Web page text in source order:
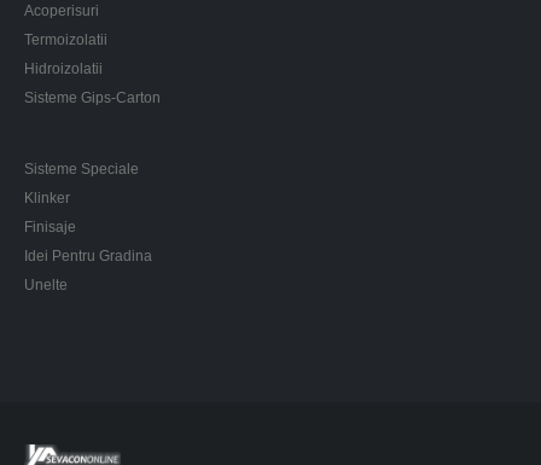
Acoperisuri
Termoizolatii
Hidroizolatii
Sisteme Gips-Carton
Sisteme Speciale
Klinker
Finisaje
Idei Pentru Gradina
Unelte